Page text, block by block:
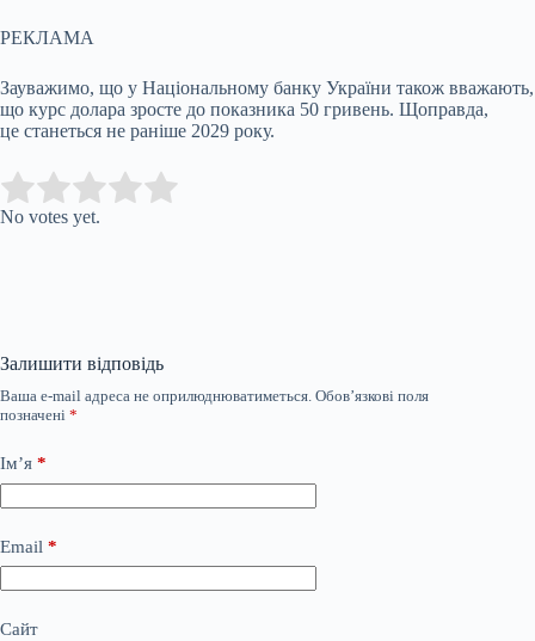
РЕКЛАМА
Зауважимо, що у Національному банку України також вважають,
що курс долара зросте до показника 50 гривень. Щоправда,
це станеться не раніше 2029 року.
Rate this item:
No votes yet.
Залишити відповідь
Ваша e-mail адреса не оприлюднюватиметься. Обов’язкові поля
позначені *
Ім’я *
Email *
Сайт